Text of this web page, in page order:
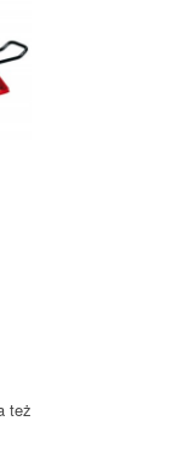
też